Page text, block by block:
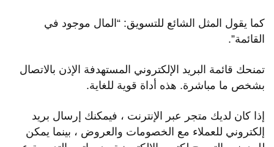
كما يقول المثل الشائع للتسويق: “المال موجود في
القائمة”.
تمنحك قائمة البريد الإلكتروني المستهدفة الإذن بالاتصال
بشخص ما مباشرة. هذه أداة قوية للغاية.
إذا كان لديك متجر عبر الإنترنت ، فيمكنك إرسال بريد
إلكتروني للعملاء مع الخصومات والعروض ، بينما يمكن